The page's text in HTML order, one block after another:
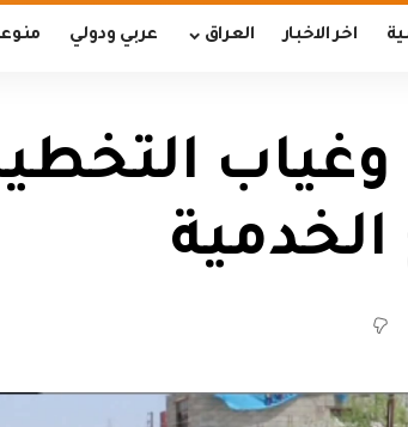
اخر الاخبار العراق عربي ودولي
وغياب